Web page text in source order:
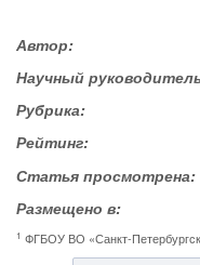
Автор:
Научный
Рубрика:
Рейтинг:
Статья просмотрена:
Размещено в:
1 ФГБОУ ВО «Санкт-